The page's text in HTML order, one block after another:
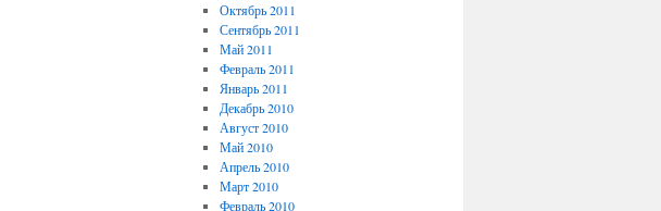
Октябрь 2011
Сентябрь 2011
Май 2011
Февраль 2011
Январь 2011
Декабрь 2010
Август 2010
Май 2010
Апрель 2010
Март 2010
Февраль 2010